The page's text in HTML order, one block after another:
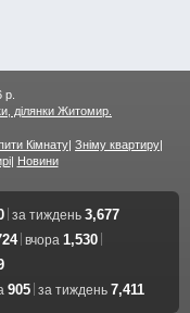
р.
ділянки Житомир.
Кімнату| Зніму квартиру|
| Новини
| за тиждень 3,677
| вчора 1,530 |
905 | за тиждень 7,411